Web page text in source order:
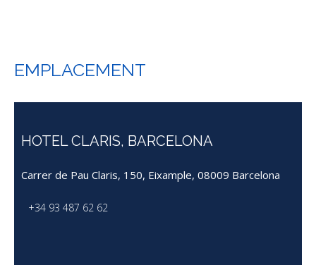
EMPLACEMENT
HOTEL CLARIS, BARCELONA
Carrer de Pau Claris, 150, Eixample, 08009 Barcelona
+34 93 487 62 62